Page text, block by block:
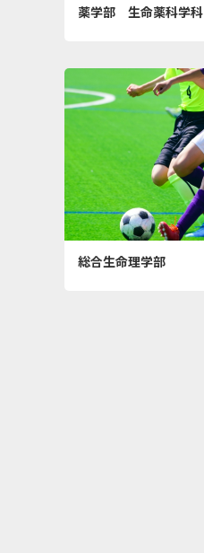
薬学部 生命薬科学科
総合生命理学部